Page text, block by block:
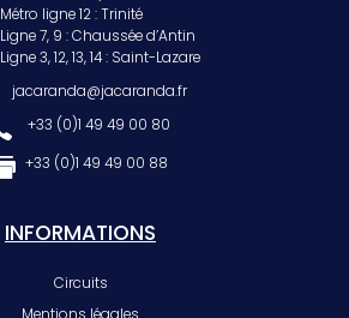
Métro ligne 12 : Trinité
Ligne 7, 9 : Chaussée d’Antin
Ligne 3, 12, 13, 14 : Saint-Lazare
jacaranda@jacaranda.fr
+33 (0)1 49 49 00 80
+33 (0)1 49 49 00 88
INFORMATIONS
Circuits